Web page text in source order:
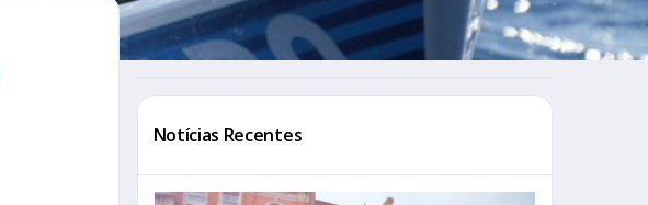
Notícias Recentes